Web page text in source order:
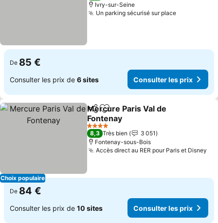
Ivry-sur-Seine
Un parking sécurisé sur place
De 85 €
Consulter les prix de 6 sites Consulter les prix
Choix populaire
PartagerAjouter à mes favoris
Mercure Paris Val de
Fontenay
4 Étoiles
8,3 Très bien
3 051
Fontenay-sous-Bois
Accès direct au RER pour Paris et Disney
De 84 €
Consulter les prix de 10 sites Consulter les prix